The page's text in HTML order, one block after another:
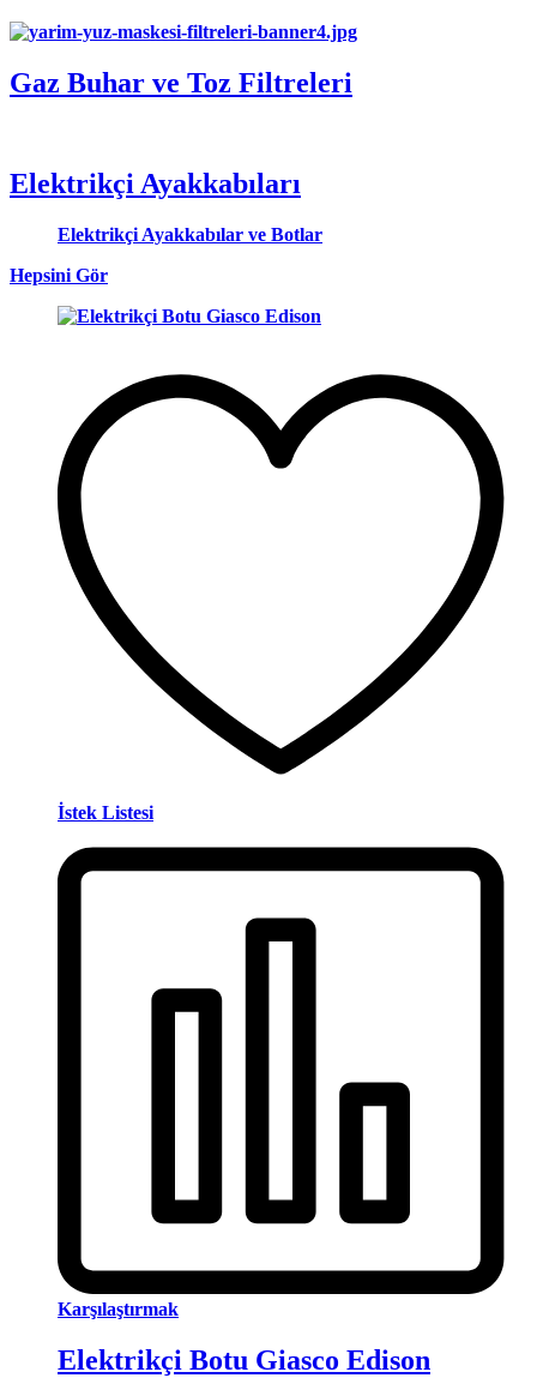
Gaz Buhar ve Toz Filtreleri
Elektrikçi Ayakkabıları
Elektrikçi Ayakkabılar ve Botlar
Hepsini Gör
İstek Listesi
Karşılaştırmak
Elektrikçi Botu Giasco Edison